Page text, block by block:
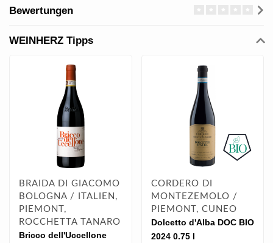
Bewertungen
WEINHERZ Tipps
BRAIDA DI GIACOMO
BOLOGNA / ITALIEN,
PIEMONT,
ROCCHETTA TANARO
Bricco dell'Uccellone
CORDERO DI
MONTEZEMOLO /
PIEMONT, CUNEO
Dolcetto d'Alba DOC BIO
2024 0.75 l